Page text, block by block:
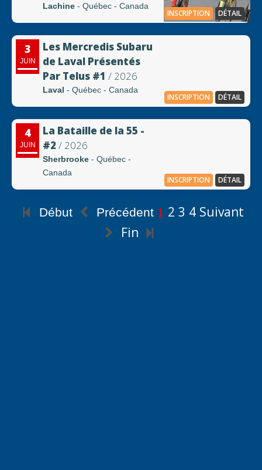
Lachine - Québec - Canada
INSCRIPTION DÉTAIL
3
JUIN
Les Mercredis Subaru
de Laval Présentés
Par Telus #1 / 2026
Laval - Québec - Canada
INSCRIPTION DÉTAIL
4
JUIN
La Bataille de la 55 -
#2/ 2026
Sherbrooke - Québec -
Canada
INSCRIPTION DÉTAIL
Début Précédent 1 2 3 4 Suivant
Fin